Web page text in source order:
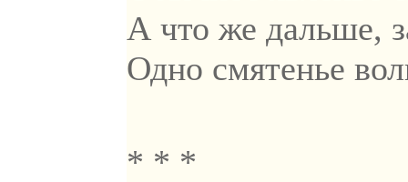
А что же дальше,
Одно смятенье
* * *